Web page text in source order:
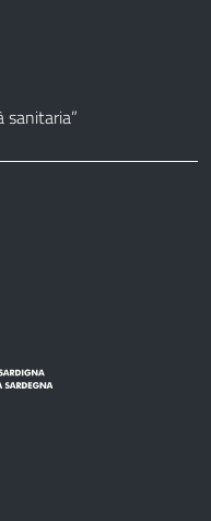
sanitaria”